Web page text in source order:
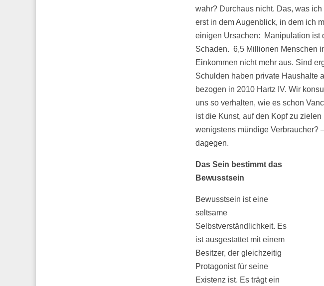
wahr? Durchaus nicht. Das, was
erst in dem Augenblick, in dem ich
einigen Ursachen: Manipulation ist
Schaden. 6,5 Millionen Menschen
Einkommen nicht mehr aus. Sind
Schulden haben private Haushalte
bezogen in 2010 Hartz IV. Wir
uns so verhalten, wie es schon
ist die Kunst, auf den Kopf zu
wenigstens mündige Verbraucher?
dagegen.
Das Sein bestimmt das
Bewusstsein
Bewusstsein ist eine
seltsame
Selbstverständlichkeit. Es
ist ausgestattet mit einem
Besitzer, der gleichzeitig
Protagonist für seine
Existenz ist. Es trägt ein